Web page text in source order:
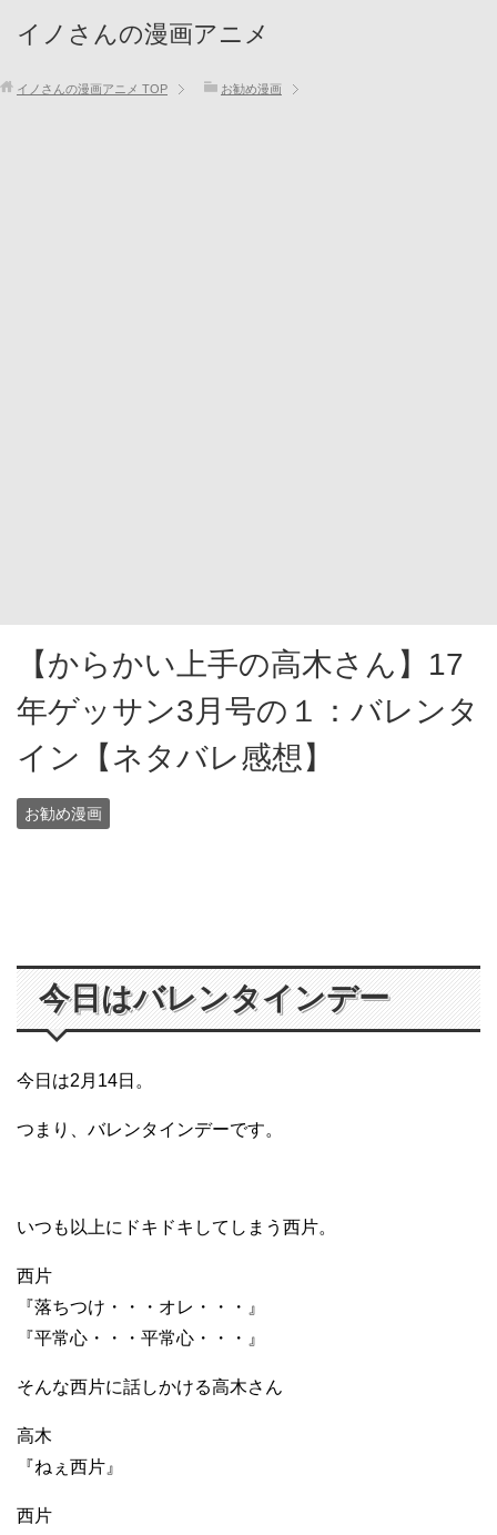
イノさんの漫画アニメ
イノさんの漫画アニメ TOP お勧め漫画
【からかい上手の高木さん】17
年ゲッサン3月号の１：バレンタ
イン【ネタバレ感想】
お勧め漫画
今日はバレンタインデー
今日は2月14日。
つまり、バレンタインデーです。
いつも以上にドキドキしてしまう西片。
西片
『落ちつけ・・・オレ・・・』
『平常心・・・平常心・・・』
そんな西片に話しかける高木さん
高木
『ねぇ西片』
西片